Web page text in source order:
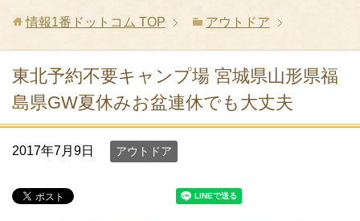
情報1番ドットコム TOP アウトドア
東北予約不要キャンプ場 宮城県山形県福
島県GW夏休みお盆連休でも大丈夫
2017年7月9日 アウトドア